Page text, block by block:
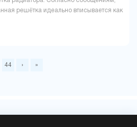
решётка идеально вписывается как
44 › »